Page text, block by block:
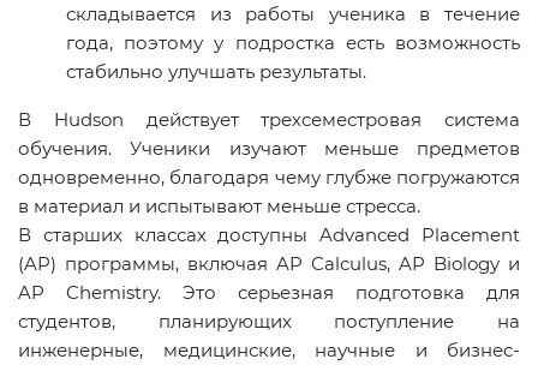
складывается из работы ученика в течение
года, поэтому у подростка есть возможность
стабильно улучшать результаты.
В Hudson действует трехсеместровая система
обучения. Ученики изучают меньше предметов
одновременно, благодаря чему глубже погружаются
в материал и испытывают меньше стресса.
В старших классах доступны Advanced Placement
(AP) программы, включая AP Calculus, AP Biology и
AP Chemistry. Это серьезная подготовка для
студентов, планирующих поступление на
инженерные, медицинские, научные и бизнес-